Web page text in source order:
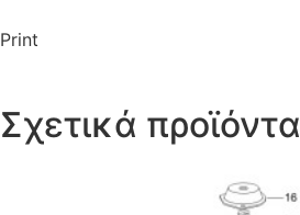
Print
Σχετικά προϊόντα